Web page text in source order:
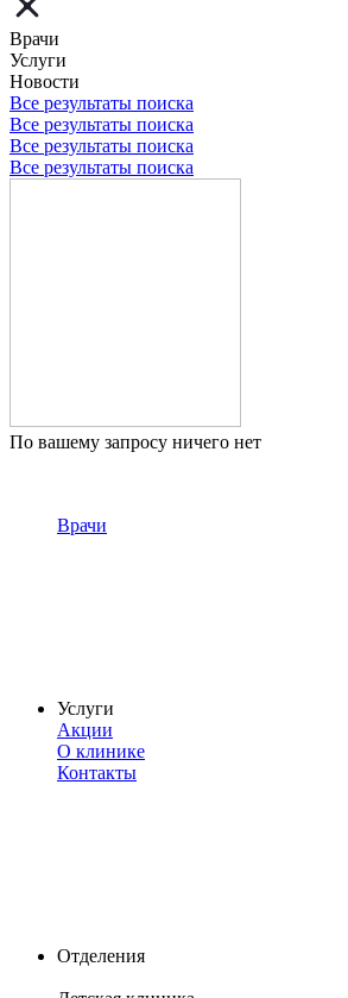
Врачи
Услуги
Новости
Все результаты поиска
Все результаты поиска
Все результаты поиска
Все результаты поиска
По вашему запросу ничего нет
Врачи
Услуги
Акции
О клинике
Контакты
Отделения